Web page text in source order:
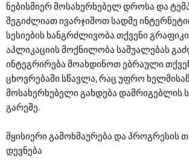
ნებისმიერ მოსახერხებელ დროსა და
შეგიძლიათ ივარჯიშოთ სადმე
სესიების ხანგრძლივობა თქვენი
აპლიკაციის მოქნილობა საშუალებას
ინტეგრირება მოახდინოთ ებრაული
ცხოვრებაში სწავლა, რაც უფრო
მოსახერხებელი გახდება დამრიგებლის
გარეშე.
მყისიერი გამოხმაურება და პროგრესის
დევნება